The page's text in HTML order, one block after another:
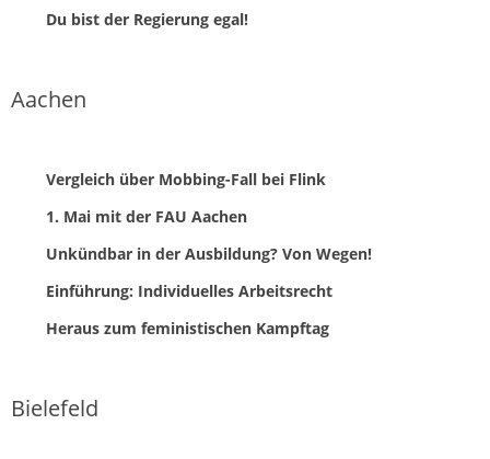
Du bist der Regierung egal!
Aachen
Vergleich über Mobbing-Fall bei Flink
1. Mai mit der FAU Aachen
Unkündbar in der Ausbildung? Von Wegen!
Einführung: Individuelles Arbeitsrecht
Heraus zum feministischen Kampftag
Bielefeld